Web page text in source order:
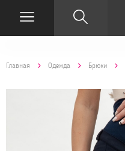
Главная Одежда Брюки